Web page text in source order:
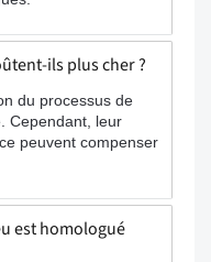
ils plus cher ?
du processus de
Cependant, leur
peuvent compenser
est homologué